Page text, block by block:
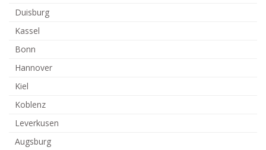
Duisburg
Kassel
Bonn
Hannover
Kiel
Koblenz
Leverkusen
Augsburg